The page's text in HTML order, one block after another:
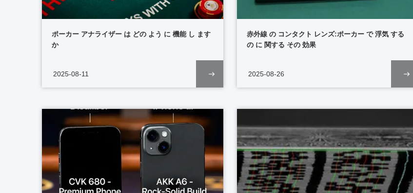
ポーカー アナライザー は どの よう に 機能 し ます
か
2025-08-11
赤外線 の コンタクト レンズ:ポーカー で 浮気 する
の に 関する その 効果
2025-08-26